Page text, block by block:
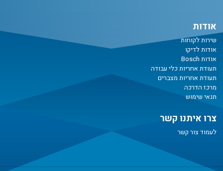
אודות
שירות לקוחות
אודות לדיקו
אודות Bosch
תעודת אחריות כלי עבודה
תעודת אחריות מצברים
מרכז הדרכה
תנאי שימוש
צרו איתנו קשר
לעמוד צור קשר